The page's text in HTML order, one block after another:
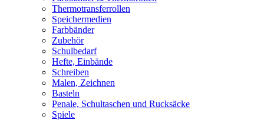
Thermotransferrollen
Speichermedien
Farbbänder
Zubehör
Schulbedarf
Hefte, Einbände
Schreiben
Malen, Zeichnen
Basteln
Penale, Schultaschen und Rucksäcke
Spiele